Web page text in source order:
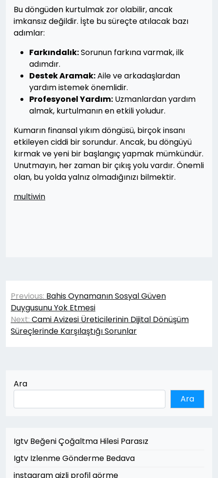
Bu döngüden kurtulmak zor olabilir, ancak
imkansız değildir. İşte bu süreçte atılacak bazı
adımlar:
Farkındalık:Sorunun farkına varmak, ilk
adımdır.
Destek Aramak:Aile ve arkadaşlardan
yardım istemek önemlidir.
Profesyonel Yardım: Uzmanlardan yardım
almak, kurtulmanın en etkili yoludur.
Kumarın finansal yıkım döngüsü, birçok insanı
etkileyen ciddi bir sorundur. Ancak, bu döngüyü
kırmak ve yeni bir başlangıç yapmak mümkündür.
Unutmayın, her zaman bir çıkış yolu vardır. Önemli
olan, bu yolda yalnız olmadığınızı bilmektir.
multiwin
Yazı
gezinmesi
Previous: Bahis Oynamanın Sosyal Güven
Duygusunu Yok Etmesi
Next: Cami Avizesi Üreticilerinin Dijital Dönüşüm
Süreçlerinde Karşılaştığı Sorunlar
Ara
Ara
Igtv Beğeni Çoğaltma Hilesi Parasız
Igtv Izlenme Gönderme Bedava
instagram gizli profil görme